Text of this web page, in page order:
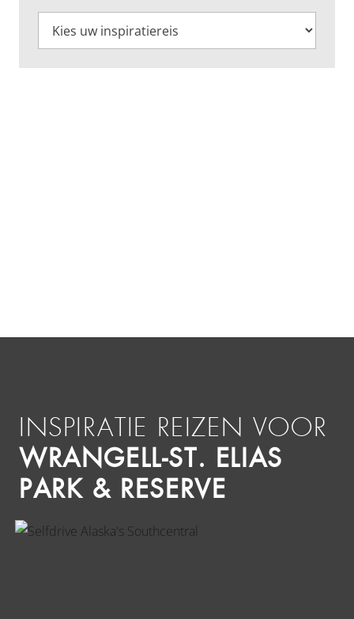
INSPIRATIE REIZEN VOOR
WRANGELL-ST. ELIAS
PARK & RESERVE